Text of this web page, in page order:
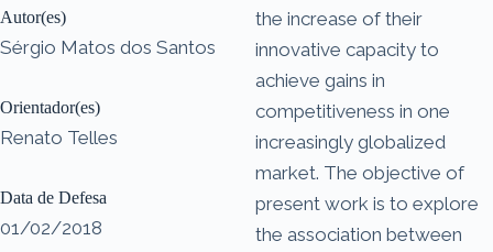
Autor(es)
Sérgio Matos dos Santos
Orientador(es)
Renato Telles
Data de Defesa
01/02/2018
the increase of their
innovative capacity to
achieve gains in
competitiveness in one
increasingly globalized
market. The objective of
present work is to explore
the association between